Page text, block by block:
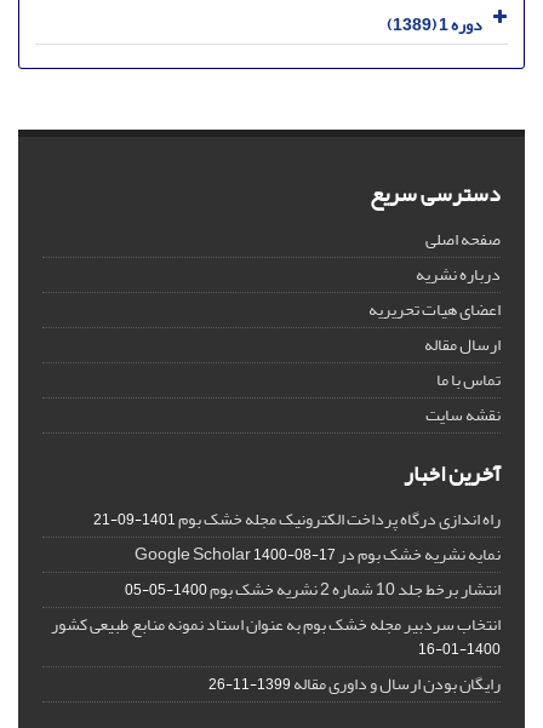
دوره 1 (1389)
دسترسی سریع
صفحه اصلی
درباره نشریه
اعضای هیات تحریریه
ارسال مقاله
تماس با ما
نقشه سایت
آخرین اخبار
راه اندازی درگاه پرداخت الکترونیک مجله خشک بوم1401-09-21
نمایه نشریه خشک بوم در Google Scholar1400-08-17
انتشار برخط جلد 10 شماره 2 نشریه خشک بوم 1400-05-05
انتخاب سردبیر مجله خشک بوم به عنوان استاد نمونه منابع طبیعی کشور
1400-01-16
رایگان بودن ارسال و داوری مقاله1399-11-26